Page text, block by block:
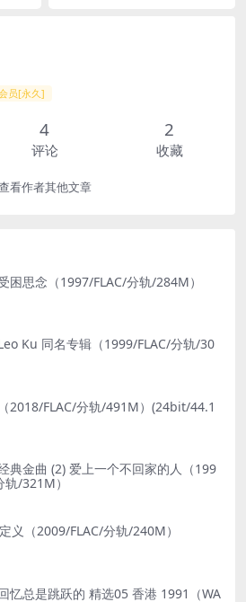
员[永久]
4
评论
2
收藏
看作者其他文章
困思念（1997/FLAC/分轨/284M）
Ku 同名专辑（1999/FLAC/分轨/30
2018/FLAC/分轨/491M）(24bit/44.1
典金曲 (2) 爱上一个不回家的人（199
/321M）
义（2009/FLAC/分轨/240M）
忆总是跳跃的 精选05 香港 1991（WA